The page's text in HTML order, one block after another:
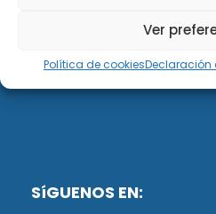
Ver
Política de cookies
SíGUENOS EN: